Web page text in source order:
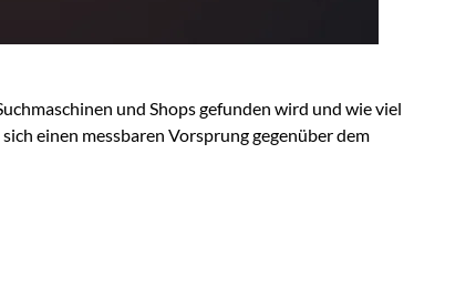
und Shops gefunden wird und wie viel
einen messbaren Vorsprung gegenüber dem